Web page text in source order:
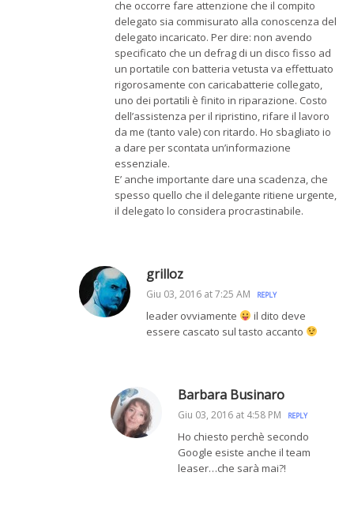
che occorre fare attenzione che il compito
delegato sia commisurato alla conoscenza del
delegato incaricato. Per dire: non avendo
specificato che un defrag di un disco fisso ad
un portatile con batteria vetusta va effettuato
rigorosamente con caricabatterie collegato,
uno dei portatili è finito in riparazione. Costo
dell’assistenza per il ripristino, rifare il lavoro
da me (tanto vale) con ritardo. Ho sbagliato io
a dare per scontata un’informazione
essenziale.
E’ anche importante dare una scadenza, che
spesso quello che il delegante ritiene urgente,
il delegato lo considera procrastinabile.
grilloz
Giu 03, 2016 at 7:25 AM REPLY
leader ovviamente
il dito deve
essere cascato sul tasto accanto
Barbara Businaro
Giu 03, 2016 at 4:58 PM REPLY
Ho chiesto perchè secondo
Google esiste anche il team
leaser…che sarà mai?!